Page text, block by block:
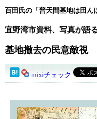
百田氏の「普天間基地は田ん
宜野湾市資料、写真が語
基地撤去の民意敵視
mixiチェック